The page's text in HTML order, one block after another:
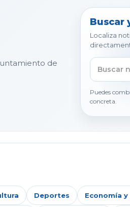
de
Buscar
Localiza
Puedes
concreta.
Deportes Economía y